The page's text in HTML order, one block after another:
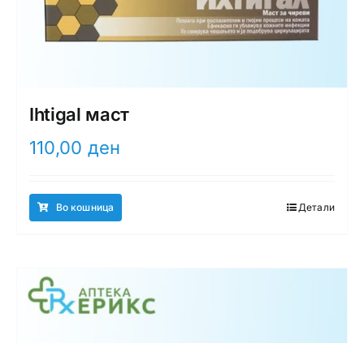
Ihtigal маст
110,00 ден
Во кошница Детали